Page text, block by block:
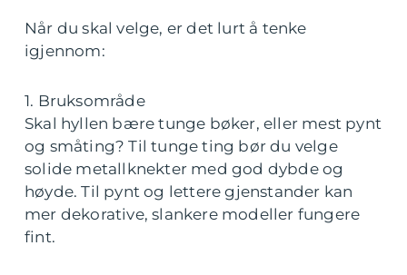
Når du skal velge, er det lurt å tenke
igjennom:
1. Bruksområde
Skal hyllen bære tunge bøker, eller mest pynt
og småting? Til tunge ting bør du velge
solide metallknekter med god dybde og
høyde. Til pynt og lettere gjenstander kan
mer dekorative, slankere modeller fungere
fint.